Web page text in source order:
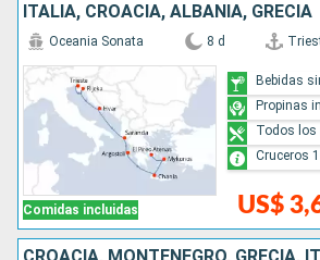
ITALIA, CROACIA, ALBANIA, GRECIA
Comidas incluidas
Oceania Sonata 8 d
US$
Bebidas
Propinas
Todos los
Cruceros